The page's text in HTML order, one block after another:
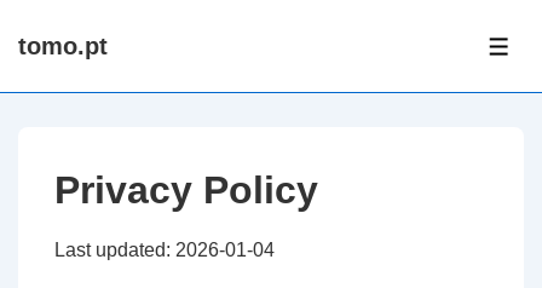
Skiptomo.pt
Privacy Policy
Last updated: 2026-01-04